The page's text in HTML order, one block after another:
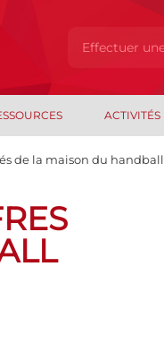
ACTIVITÉS
de la maison du handball